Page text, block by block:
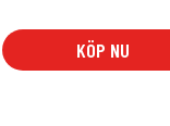
KÖP NU